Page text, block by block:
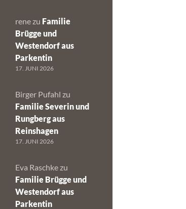
rene zu Familie
Brügge und
Westendorf aus
Parkentin
17. JUNI 2026
Birger Pufahl zu
Familie Severin und
Rungberg aus
Reinshagen
17. JUNI 2026
Eva Raschke zu
Familie Brügge und
Westendorf aus
Parkentin